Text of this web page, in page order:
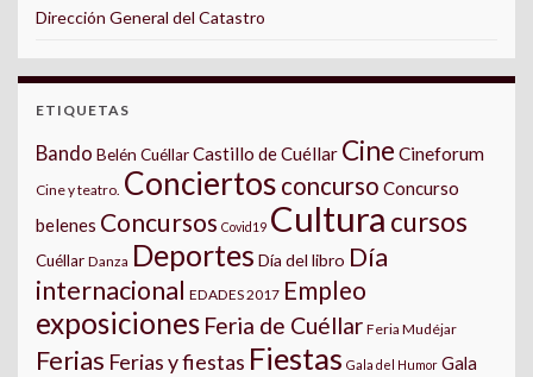
Dirección General del Catastro
ETIQUETAS
Bando Belén CuéllarCastillo de Cuéllar Cine Cineforum
Cine y teatro. Conciertos concurso Concurso
belenes Concursos Covid19 Cultura cursos
Cuéllar Danza Deportes Día del libro Día
internacional EDADES 2017 Empleo
exposiciones Feria de Cuéllar Feria Mudéjar
Ferias Ferias y fiestas Fiestas Gala del Humor Gala